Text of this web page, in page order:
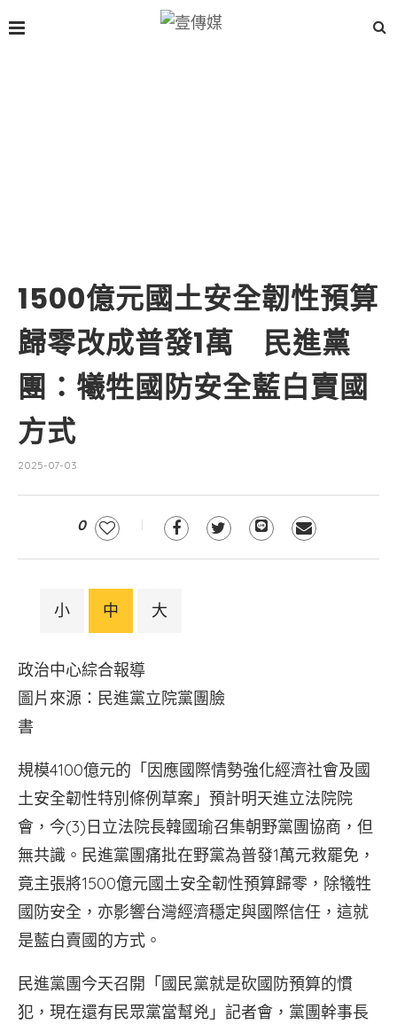
1500億元國土安全韌性預算
歸零改成普發1萬 民進黨
團：犧牲國防安全藍白賣國
方式
2025-07-03
0
小 中 大
政治中心綜合報導
圖片來源：民進黨立院黨團臉
書
規模4100億元的「因應國際情勢強化經濟社會及國
土安全韌性特別條例草案」預計明天進立法院院
會，今(3)日立法院長韓國瑜召集朝野黨團協商，但
無共識。民進黨團痛批在野黨為普發1萬元救罷免，
竟主張將1500億元國土安全韌性預算歸零，除犧牲
國防安全，亦影響台灣經濟穩定與國際信任，這就
是藍白賣國的方式。
民進黨團今天召開「國民黨就是砍國防預算的慣
犯，現在還有民眾黨當幫兇」記者會，黨團幹事長